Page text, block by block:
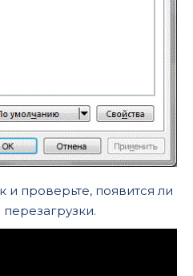
и проверьте, появится ли
перезагрузки.